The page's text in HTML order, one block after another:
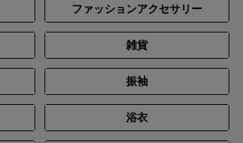
ファッションアクセサリー
雑貨
振袖
浴衣